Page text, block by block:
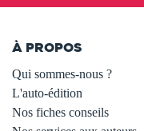
À PROPOS
Qui sommes-nous ?
L'auto-édition
Nos fiches conseils